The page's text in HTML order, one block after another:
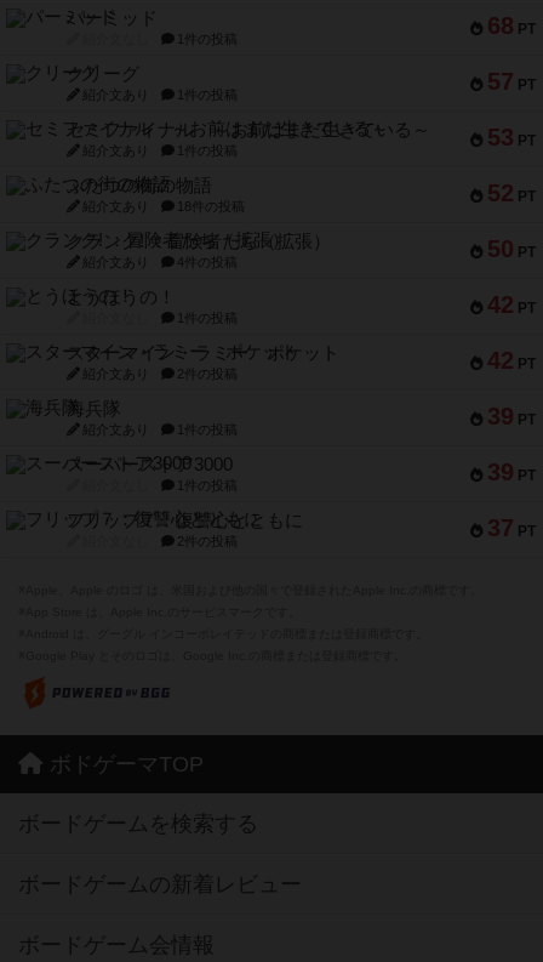
68 PT
パーミッド
1件の投稿
57 PT
クリーグ
紹介文あり 1件の投稿
53 PT
セミファイナル ～お前はまだ生きている～
紹介文あり 1件の投稿
52 PT
ふたつの街の物語
紹介文あり 18件の投稿
50 PT
クランク! ：冒険者たち（拡張）
紹介文あり 4件の投稿
42 PT
とうほうの！
1件の投稿
42 PT
スターマイン・ラミー ポケット
紹介文あり 2件の投稿
39 PT
海兵隊
紹介文あり 1件の投稿
39 PT
スーパーストア3000
1件の投稿
37 PT
フリップ７：復讐心とともに
2件の投稿
ボドゲーマTOP
ボードゲームを検索する
ボードゲームの新着レビュー
ボードゲーム会情報